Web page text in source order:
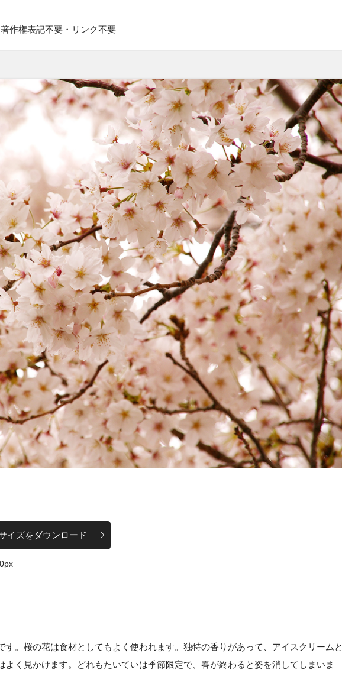
作権表記不要・リンク不要
イズをダウンロード
す。桜の花は食材としてもよく使われます。独特の香りがあって、アイスクリームと
く見かけます。どれもたいていは季節限定で、春が終わると姿を消してしまいま